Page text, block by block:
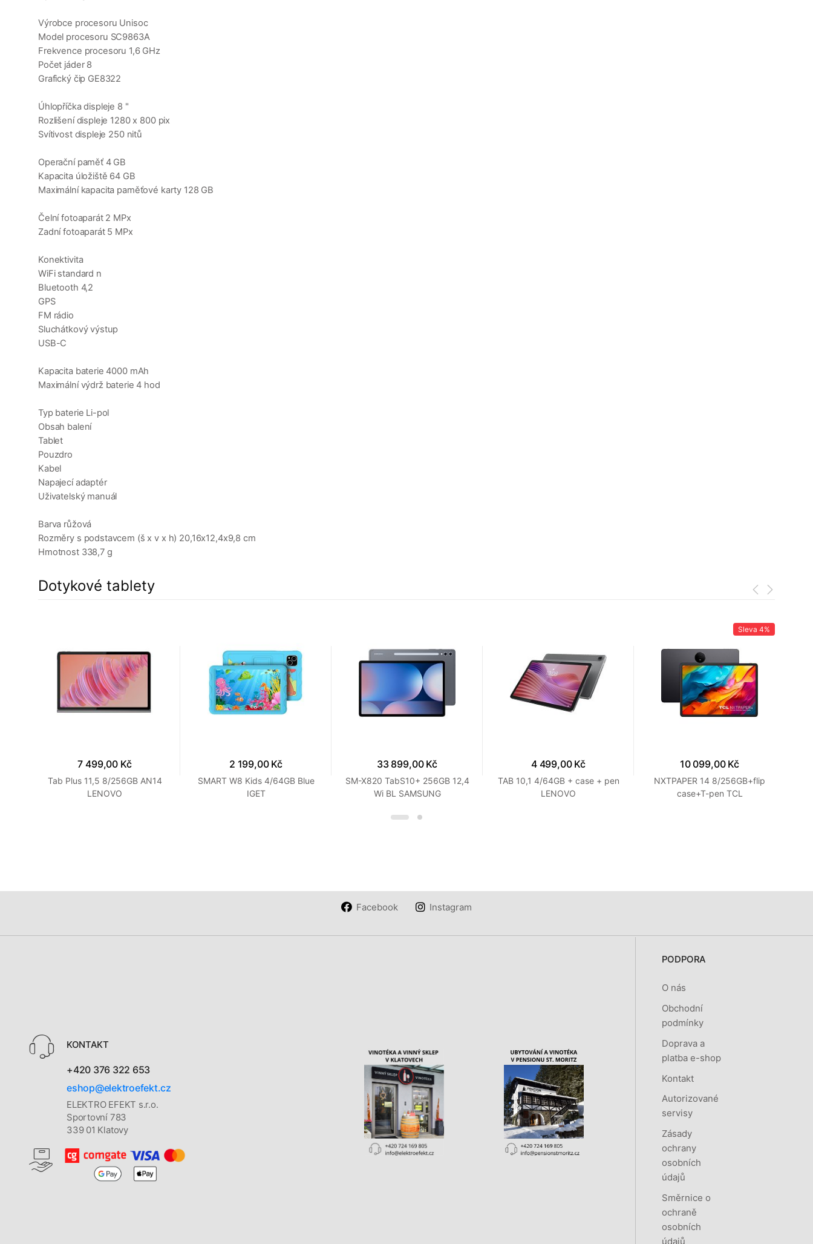
Výrobce procesoru Unisoc
Model procesoru SC9863A
Frekvence procesoru 1,6 GHz
Počet jáder 8
Grafický čip GE8322
Úhlopříčka displeje 8 "
Rozlišení displeje 1280 x 800 pix
Svítivost displeje 250 nitů
Operační paměť 4 GB
Kapacita úložiště 64 GB
Maximální kapacita paměťové karty 128 GB
Čelní fotoaparát 2 MPx
Zadní fotoaparát 5 MPx
Konektivita
WiFi standard n
Bluetooth 4,2
GPS
FM rádio
Sluchátkový výstup
USB-C
Kapacita baterie 4000 mAh
Maximální výdrž baterie 4 hod
Typ baterie Li-pol
Obsah balení
Tablet
Pouzdro
Kabel
Napajecí adaptér
Uživatelský manuál
Barva růžová
Rozměry s podstavcem (š x v x h) 20,16x12,4x9,8 cm
Hmotnost 338,7 g
Dotykové tablety
7 499,00 Kč
Tab Plus 11,5 8/256GB AN14
LENOVO
2 199,00 Kč
SMART W8 Kids 4/64GB Blue
IGET
33 899,00 Kč
SM-X820 TabS10+ 256GB 12,4
Wi BL SAMSUNG
4 499,00 Kč
TAB 10,1 4/64GB + case + pen
LENOVO
Sleva 4%
10 099,00 Kč
NXTPAPER 14 8/256GB+flip
case+T-pen TCL
Facebook Instagram
KONTAKT
+420 376 322 653
eshop@elektroefekt.cz
ELEKTRO EFEKT s.r.o.
Sportovní 783
339 01 Klatovy
PODPORA
O nás
Obchodní
podmínky
Doprava a
platba e-shop
Kontakt
Autorizované
servisy
Zásady
ochrany
osobních
údajů
Směrnice o
ochraně
osobních
údajů